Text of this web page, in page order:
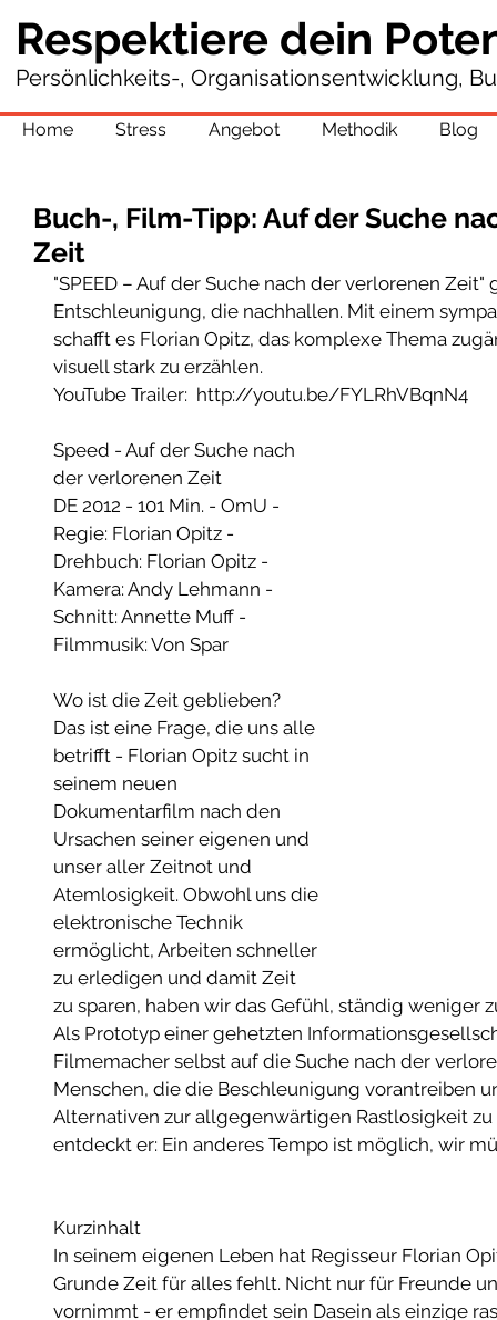
Respektiere dein
Persönlichkeits-, Organisationsentwicklung,
Home Stress Angebot Methodik Blog
Buch-, Film-Tipp: Auf der Suche
Zeit
"SPEED – Auf der Suche nach der verlorenen
Entschleunigung, die nachhallen. Mit einem
schafft es Florian Opitz, das komplexe Thema
visuell stark zu erzählen.
YouTube Trailer:  http://youtu.be/FYLRhVBqnN4
Speed - Auf der Suche nach
der verlorenen Zeit
DE 2012 - 101 Min. - OmU -
Regie: Florian Opitz -
Drehbuch: Florian Opitz -
Kamera: Andy Lehmann -
Schnitt: Annette Muff -
Filmmusik: Von Spar
Wo ist die Zeit geblieben?
Das ist eine Frage, die uns alle
betrifft - Florian Opitz sucht in
seinem neuen
Dokumentarfilm nach den
Ursachen seiner eigenen und
unser aller Zeitnot und
Atemlosigkeit. Obwohl uns die
elektronische Technik
ermöglicht, Arbeiten schneller
zu erledigen und damit Zeit
zu sparen, haben wir das Gefühl, ständig weniger
Als Prototyp einer gehetzten
Filmemacher selbst auf die Suche nach der
Menschen, die die Beschleunigung vorantreiben
Alternativen zur allgegenwärtigen Rastlosigkeit
entdeckt er: Ein anderes Tempo ist möglich, wir
Kurzinhalt
In seinem eigenen Leben hat Regisseur Florian
Grunde Zeit für alles fehlt. Nicht nur für Freunde
vornimmt - er empfindet sein Dasein als einzige